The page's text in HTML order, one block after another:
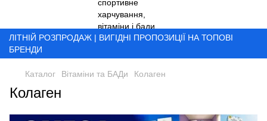
ЛІТНІЙ РОЗПРОДАЖ | ВИГІДНІ ПРОПОЗИЦІЇ НА ТОПОВІ
БРЕНДИ
Каталог Вітаміни та БАДи Колаген
Колаген